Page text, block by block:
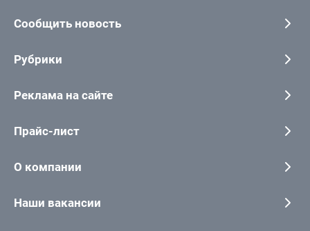
Сообщить новость
Рубрики
Реклама на сайте
Прайс-лист
О компании
Наши вакансии